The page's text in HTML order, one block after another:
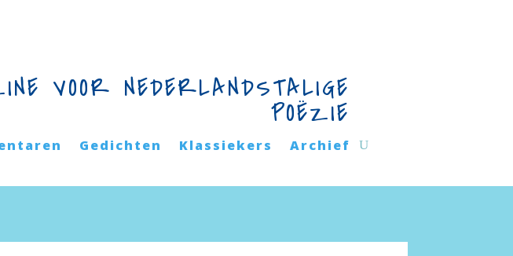
VOOR NEDERLANDSTALIGE
POËZIE
Gedichten Klassiekers Archief